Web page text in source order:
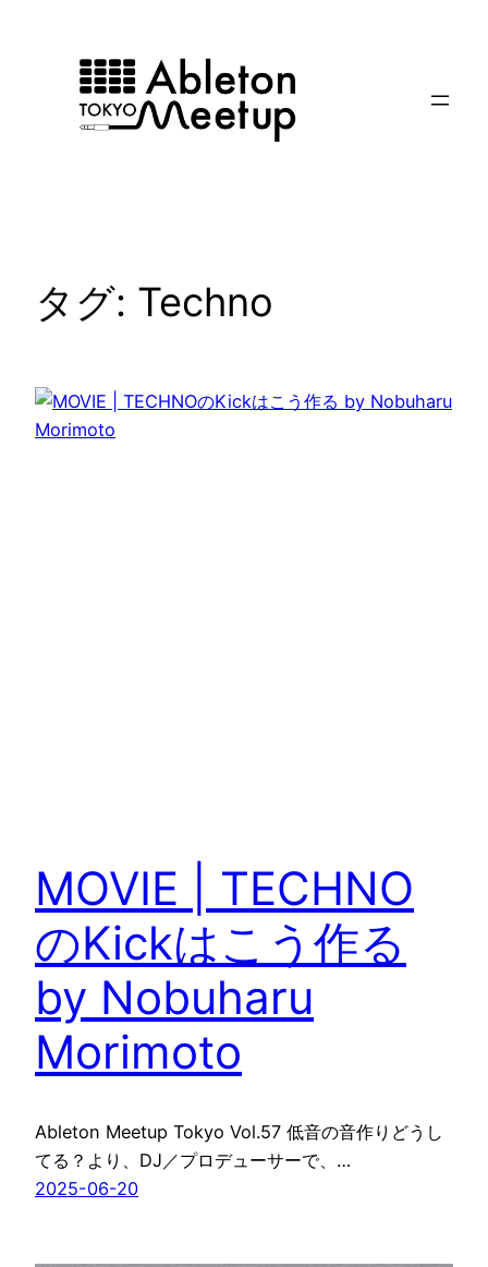
タグ: Techno
MOVIE | TECHNO
のKickはこう作る
by Nobuharu
Morimoto
Ableton Meetup Tokyo Vol.57 低音の音作りどうし
てる？より、DJ／プロデューサーで、…
2025-06-20